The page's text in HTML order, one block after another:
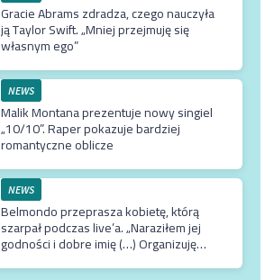
Gracie Abrams zdradza, czego nauczyła
ją Taylor Swift. „Mniej przejmuję się
własnym ego”
NEWS
Malik Montana prezentuje nowy singiel
„10/10”. Raper pokazuje bardziej
romantyczne oblicze
NEWS
Belmondo przeprasza kobietę, którą
szarpał podczas live’a. „Naraziłem jej
godności i dobre imię (…) Organizuję